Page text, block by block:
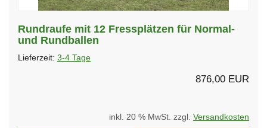
Rundraufe mit 12 Fressplätzen für Normal-
und Rundballen
Lieferzeit: 3-4 Tage
876,00 EUR
inkl. 20 % MwSt. zzgl. Versandkosten